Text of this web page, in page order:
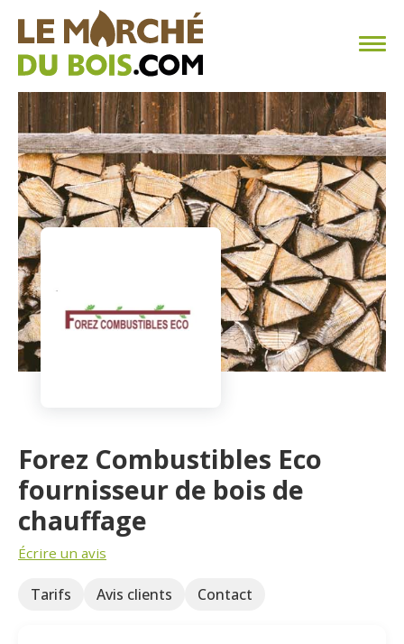
CHAUFFAGE AU BOIS
FAQ
CALCULER SA CONSOMMATION
TROUVER SON FOURNISSEUR
BLOG
ESPACE PRO
Forez Combustibles Eco
fournisseur de bois de
chauffage
Écrire un avis
Tarifs Avis clients Contact